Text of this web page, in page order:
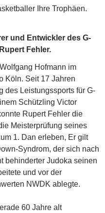
Ihre Trophäen.
und Entwickler des G-
Fehler.
Hofmann im
Köln. Seit 17 Jahren
des Leistungssports für G-
Schützling Victor
Rupert Fehler die
Meisterprüfung seines
1. Dan erleben, Er gilt
Syndrom, der sich nach
behinderter Judoka seinen
und vor der
NWDK ablegte.
60 Jahre alt